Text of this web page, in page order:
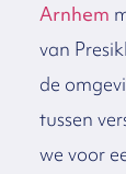
Arnhem
van
de
tussen
we voor